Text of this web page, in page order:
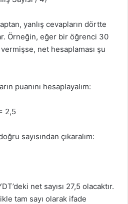
yanlış cevapların dörtte
Örneğin, eğer bir öğrenci 30
net hesaplaması şu
puanını hesaplayalım:
2,5
sayısından çıkaralım:
net sayısı 27,5 olacaktır.
tam sayı olarak ifade